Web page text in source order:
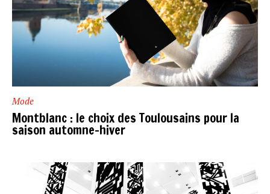
Mode
Montblanc : le choix des Toulousains pour la
saison automne-hiver